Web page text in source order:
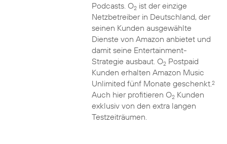
Podcasts. O2ist der einzige
Netzbetreiber in Deutschland, der
seinen Kunden ausgewählte
Dienste von Amazon anbietet und
damit seine Entertainment-
Strategie ausbaut. O2Postpaid
Kunden erhalten Amazon Music
Unlimited fünf Monate geschenkt.2
Auch hier profitieren O2Kunden
exklusiv von den extra langen
Testzeiträumen.